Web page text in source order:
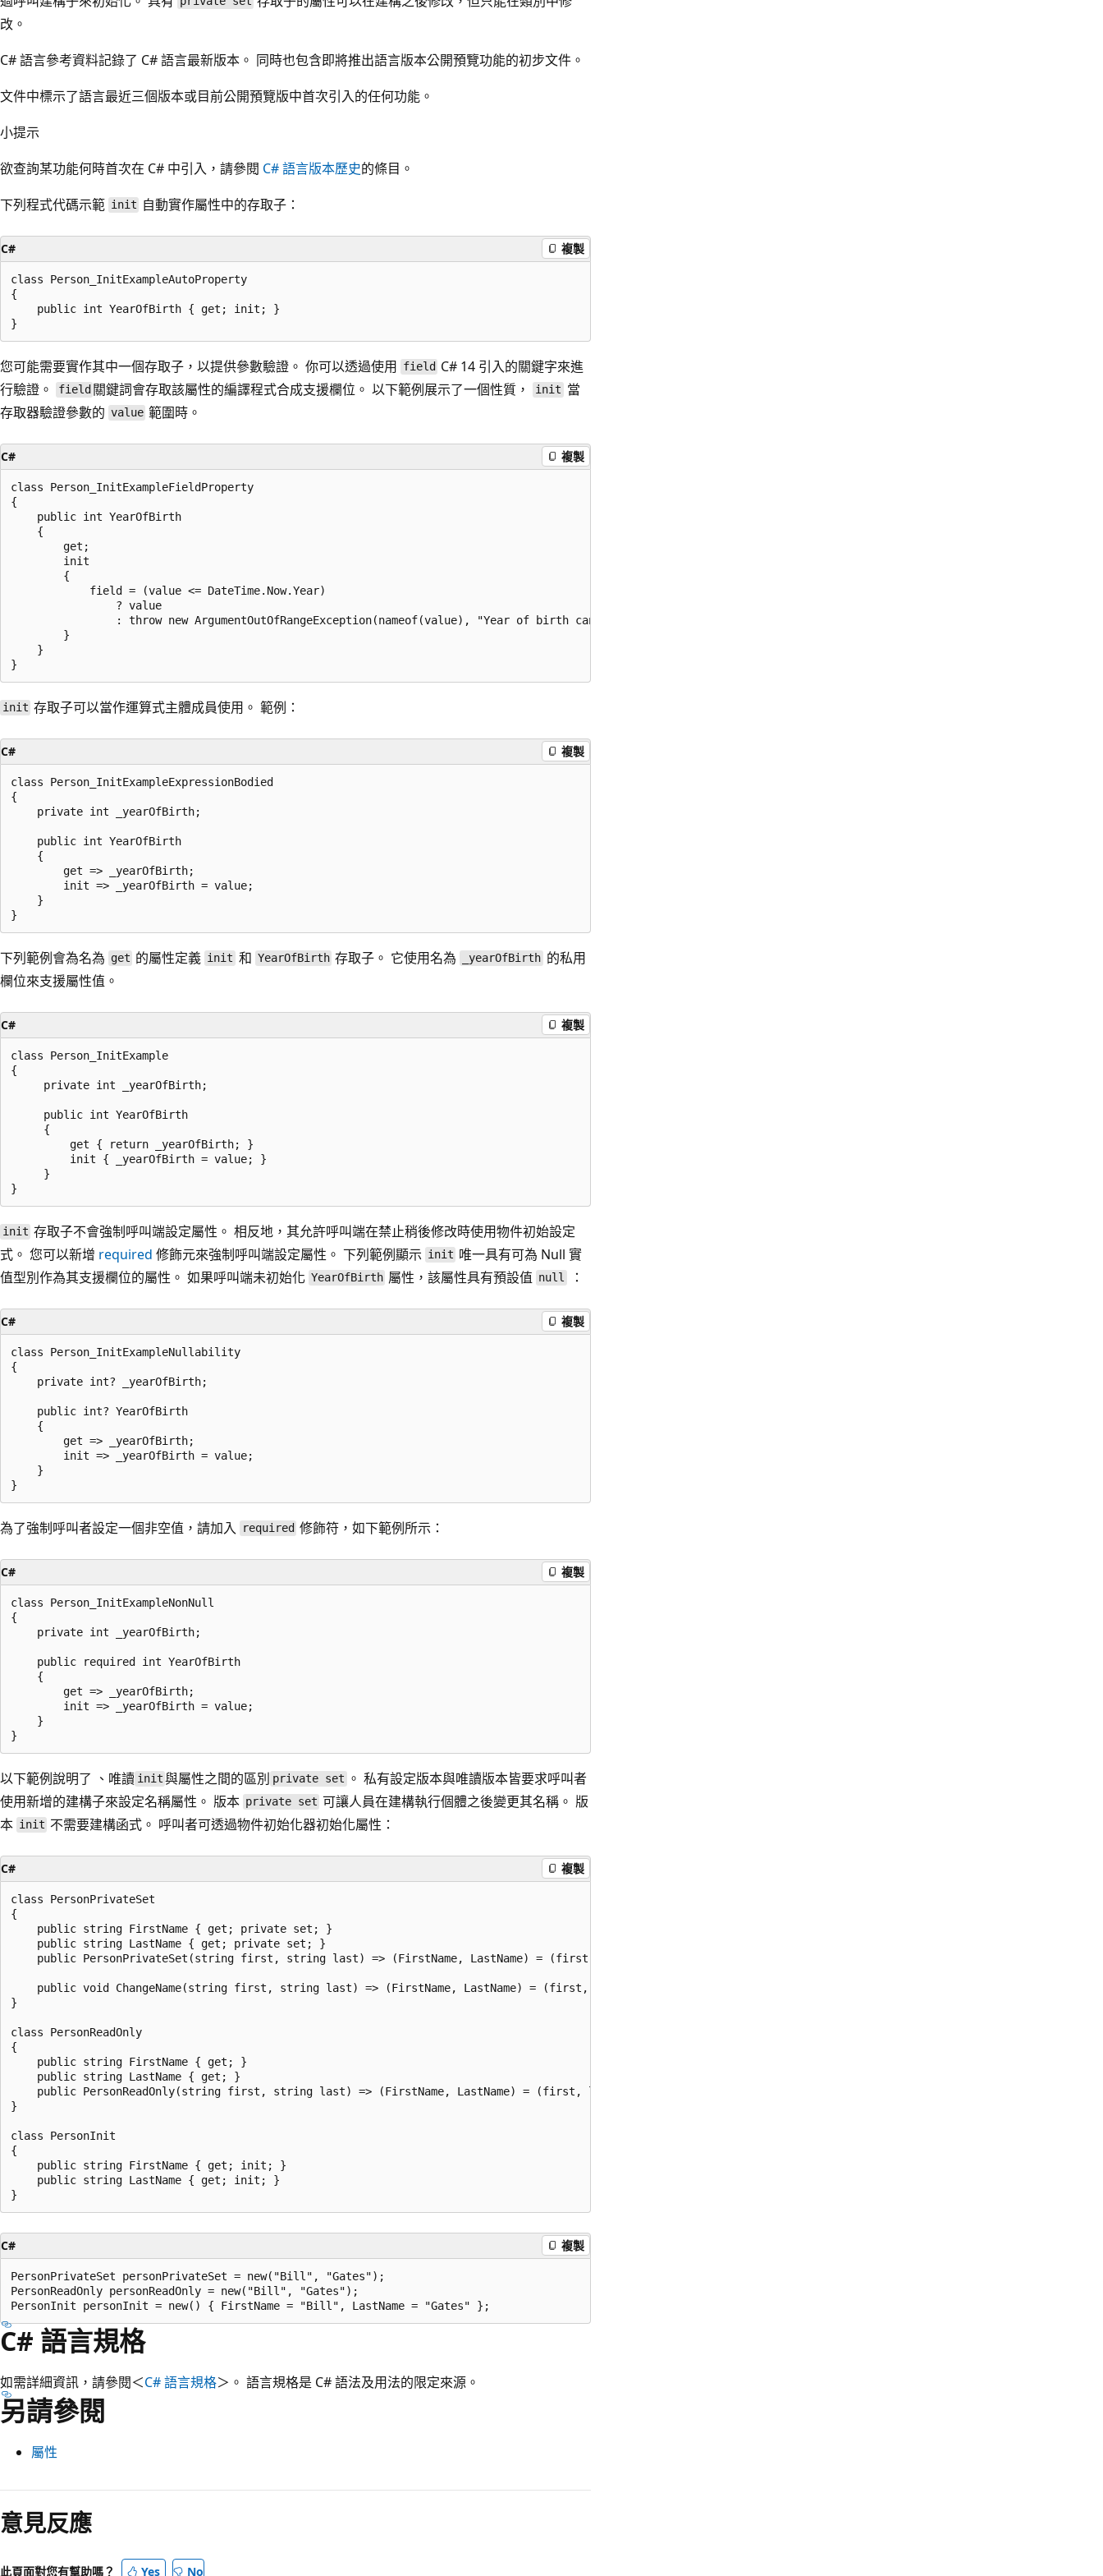
改。
C# 語言參考資料記錄了 C# 語言最新版本。 同時也包含即將推出語言版本公開預覽功能的初步文件。
文件中標示了語言最近三個版本或目前公開預覽版中首次引入的任何功能。
小提示
欲查詢某功能何時首次在 C# 中引入，請參閱 C# 語言版本歷史的條目。
下列程式代碼示範 init 自動實作屬性中的存取子：
C# 複製
class Person_InitExampleAutoProperty
{
    public int YearOfBirth { get; init; }
您可能需要實作其中一個存取子，以提供參數驗證。 你可以透過使用 field C# 14 引入的關鍵字來進
行驗證。
field 關鍵詞會存取該屬性的編譯程式合成支援欄位。 以下範例展示了一個性質， init 當
存取器驗證參數的 value 範圍時。
C# 複製
class Person_InitExampleFieldProperty
{
    public int YearOfBirth
    {
        get;
        init
        {
            field = (value <= DateTime.Now.Year)
                ? value
                : throw new ArgumentOutOfRangeException(nameof(value), "Year of birth can't be in the future");
        }
    }
init 存取子可以當作運算式主體成員使用。 範例：
C# 複製
class Person_InitExampleExpressionBodied
{
    private int _yearOfBirth;
    public int YearOfBirth
    {
        get => _yearOfBirth;
        init => _yearOfBirth = value;
    }
下列範例會為名為 get 的屬性定義 init 和 YearOfBirth 存取子。 它使用名為 _yearOfBirth 的私用
欄位來支援屬性值。
C# 複製
class Person_InitExample
{
     private int _yearOfBirth;
     public int YearOfBirth
     {
         get { return _yearOfBirth; }
         init { _yearOfBirth = value; }
     }
init 存取子不會強制呼叫端設定屬性。 相反地，其允許呼叫端在禁止稍後修改時使用物件初始設定
式。 您可以新增 required 修飾元來強制呼叫端設定屬性。 下列範例顯示 init 唯一具有可為 Null 實
值型別作為其支援欄位的屬性。 如果呼叫端未初始化 YearOfBirth 屬性，該屬性具有預設值 null ：
C# 複製
class Person_InitExampleNullability
{
    private int? _yearOfBirth;
    public int? YearOfBirth
    {
        get => _yearOfBirth;
        init => _yearOfBirth = value;
    }
為了強制呼叫者設定一個非空值，請加入 required 修飾符，如下範例所示：
C# 複製
class Person_InitExampleNonNull
{
    private int _yearOfBirth;
    public required int YearOfBirth
    {
        get => _yearOfBirth;
        init => _yearOfBirth = value;
    }
以下範例說明了 、唯讀 init 與屬性之間的區別 private set 。 私有設定版本與唯讀版本皆要求呼叫者
使用新增的建構子來設定名稱屬性。 版本 private set 可讓人員在建構執行個體之後變更其名稱。 版
本 init 不需要建構函式。 呼叫者可透過物件初始化器初始化屬性：
C# 複製
class PersonPrivateSet
{
    public string FirstName { get; private set; }
    public string LastName { get; private set; }
    public PersonPrivateSet(string first, string last) => (FirstName, LastName) = (first, last);
    public void ChangeName(string first, string last) => (FirstName, LastName) = (first, last);
}
class PersonReadOnly
{
    public string FirstName { get; }
    public string LastName { get; }
    public PersonReadOnly(string first, string last) => (FirstName, LastName) = (first, last);
}
class PersonInit
{
    public string FirstName { get; init; }
    public string LastName { get; init; }
C# 複製
PersonPrivateSet personPrivateSet = new("Bill", "Gates");
PersonReadOnly personReadOnly = new("Bill", "Gates");
C# 語言規格
如需詳細資訊，請參閱＜C# 語言規格＞。 語言規格是 C# 語法及用法的限定來源。
另請參閱
屬性
意見反應
此頁面對您有幫助嗎？ Yes No